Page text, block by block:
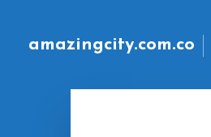
amazingcity.com.co